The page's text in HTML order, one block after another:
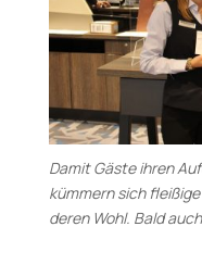
Damit Gäste ihren
kümmern sich
deren Wohl. Bald